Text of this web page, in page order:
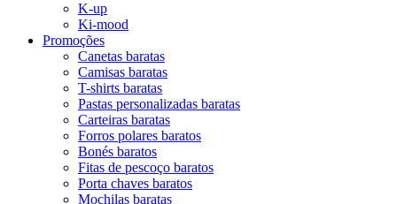
K-up
Ki-mood
Promoções
Canetas baratas
Camisas baratas
T-shirts baratas
Pastas personalizadas baratas
Carteiras baratas
Forros polares baratos
Bonés baratos
Fitas de pescoço baratos
Porta chaves baratos
Mochilas baratas